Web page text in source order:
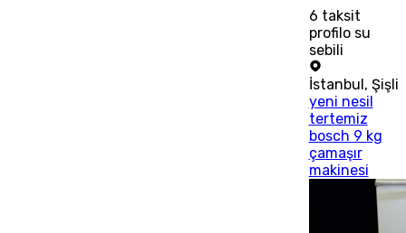
6 taksit
profilo su
sebili
İstanbul , Şişli
yeni nesil
tertemiz
bosch 9 kg
çamaşır
makinesi